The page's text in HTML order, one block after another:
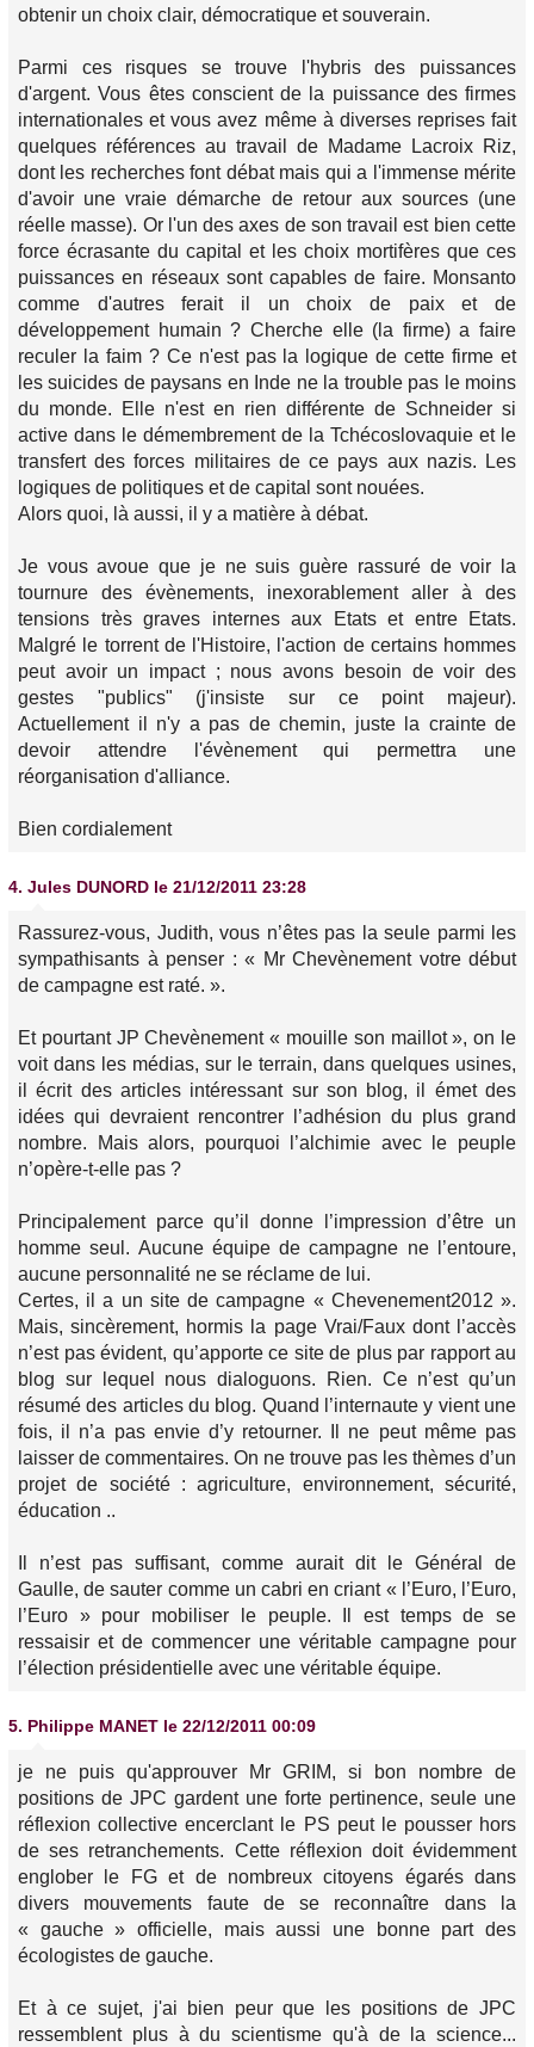
obtenir un choix clair, démocratique et souverain.
Parmi ces risques se trouve l'hybris des puissances
d'argent. Vous êtes conscient de la puissance des firmes
internationales et vous avez même à diverses reprises fait
quelques références au travail de Madame Lacroix Riz,
dont les recherches font débat mais qui a l'immense mérite
d'avoir une vraie démarche de retour aux sources (une
réelle masse). Or l'un des axes de son travail est bien cette
force écrasante du capital et les choix mortifères que ces
puissances en réseaux sont capables de faire. Monsanto
comme d'autres ferait il un choix de paix et de
développement humain ? Cherche elle (la firme) a faire
reculer la faim ? Ce n'est pas la logique de cette firme et
les suicides de paysans en Inde ne la trouble pas le moins
du monde. Elle n'est en rien différente de Schneider si
active dans le démembrement de la Tchécoslovaquie et le
transfert des forces militaires de ce pays aux nazis. Les
logiques de politiques et de capital sont nouées.
Alors quoi, là aussi, il y a matière à débat.
Je vous avoue que je ne suis guère rassuré de voir la
tournure des évènements, inexorablement aller à des
tensions très graves internes aux Etats et entre Etats.
Malgré le torrent de l'Histoire, l'action de certains hommes
peut avoir un impact ; nous avons besoin de voir des
gestes "publics" (j'insiste sur ce point majeur).
Actuellement il n'y a pas de chemin, juste la crainte de
devoir attendre l'évènement qui permettra une
réorganisation d'alliance.
Bien cordialement
4. Jules DUNORD le 21/12/2011 23:28
Rassurez-vous, Judith, vous n’êtes pas la seule parmi les
sympathisants à penser : « Mr Chevènement votre début
de campagne est raté. ».
Et pourtant JP Chevènement « mouille son maillot », on le
voit dans les médias, sur le terrain, dans quelques usines,
il écrit des articles intéressant sur son blog, il émet des
idées qui devraient rencontrer l’adhésion du plus grand
nombre. Mais alors, pourquoi l’alchimie avec le peuple
n’opère-t-elle pas ?
Principalement parce qu’il donne l’impression d’être un
homme seul. Aucune équipe de campagne ne l’entoure,
aucune personnalité ne se réclame de lui.
Certes, il a un site de campagne « Chevenement2012 ».
Mais, sincèrement, hormis la page Vrai/Faux dont l’accès
n’est pas évident, qu’apporte ce site de plus par rapport au
blog sur lequel nous dialoguons. Rien. Ce n’est qu’un
résumé des articles du blog. Quand l’internaute y vient une
fois, il n’a pas envie d’y retourner. Il ne peut même pas
laisser de commentaires. On ne trouve pas les thèmes d’un
projet de société : agriculture, environnement, sécurité,
éducation ..
Il n’est pas suffisant, comme aurait dit le Général de
Gaulle, de sauter comme un cabri en criant « l’Euro, l’Euro,
l’Euro » pour mobiliser le peuple. Il est temps de se
ressaisir et de commencer une véritable campagne pour
l’élection présidentielle avec une véritable équipe.
5. Philippe MANET le 22/12/2011 00:09
je ne puis qu'approuver Mr GRIM, si bon nombre de
positions de JPC gardent une forte pertinence, seule une
réflexion collective encerclant le PS peut le pousser hors
de ses retranchements. Cette réflexion doit évidemment
englober le FG et de nombreux citoyens égarés dans
divers mouvements faute de se reconnaître dans la
« gauche » officielle, mais aussi une bonne part des
écologistes de gauche.
Et à ce sujet, j'ai bien peur que les positions de JPC
ressemblent plus à du scientisme qu'à de la science...